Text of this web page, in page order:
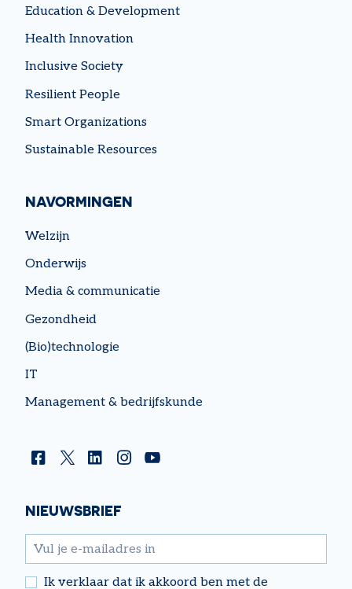
Education & Development
Health Innovation
Inclusive Society
Resilient People
Smart Organizations
Sustainable Resources
NAVORMINGEN
Welzijn
Onderwijs
Media & communicatie
Gezondheid
(Bio)technologie
IT
Management & bedrijfskunde
NIEUWSBRIEF
email
Ik verklaar dat ik akkoord ben met de